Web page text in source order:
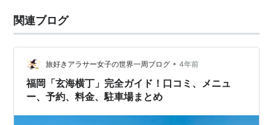
関連ブログ
旅好きアラサー女子の世界一周ブログ • 4年前
福岡「玄海横丁」完全ガイド！口コミ、メニュ
ー、予約、料金、駐車場まとめ